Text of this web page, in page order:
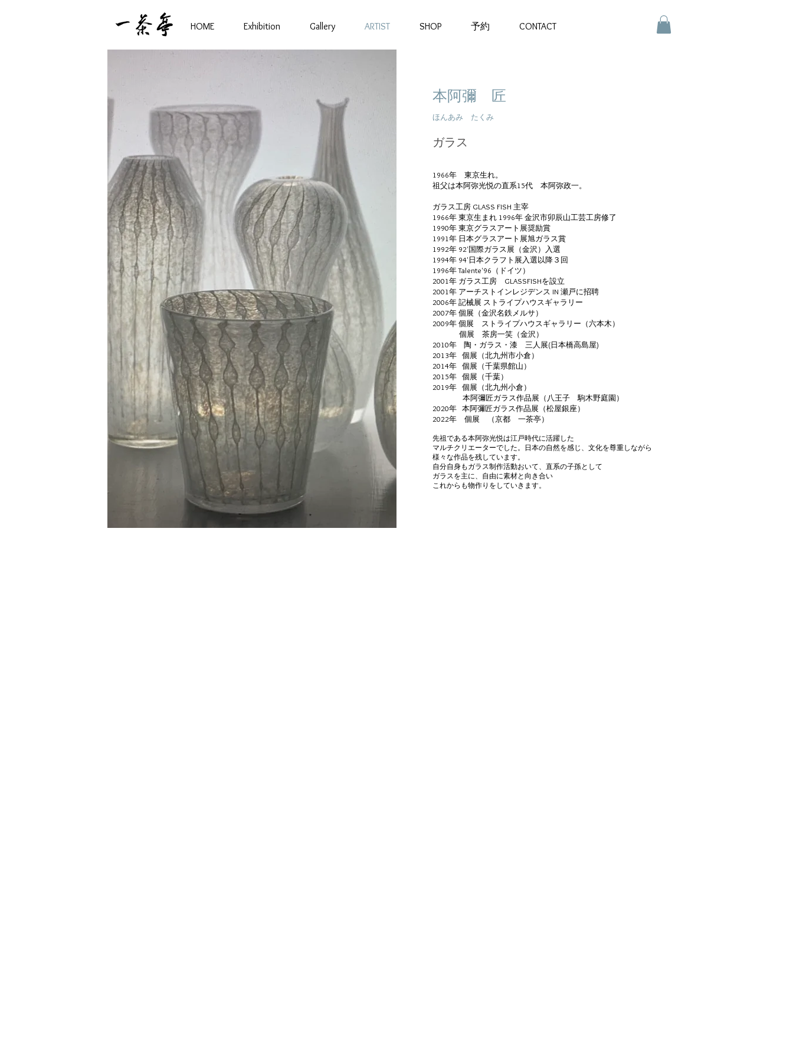
HOME Exhibition Gallery ARTIST SHOP 予約 CONTACT
本阿彌 匠
ほんあみ たくみ
ガラス
1966年 東京生れ。
祖父は本阿弥光悦の直系15代 本阿弥政一。
ガラス工房 GLASS FISH 主宰
1966年 東京生まれ 1996年 金沢市卯辰山工芸工房修了
1990年 東京グラスアート展奨励賞
1991年 日本グラスアート展旭ガラス賞
1992年 92'国際ガラス展（金沢）入選
1994年 94'日本クラフト展入選以降３回
1996年 Talente'96（ドイツ）
2001年 ガラス工房 GLASSFISHを設立
2001年 アーチストインレジデンス IN 瀬戸に招聘
2006年 記械展 ストライプハウスギャラリー
2007年 個展（金沢名鉄メルサ）
2009年 個展 ストライプハウスギャラリー（六本木）
個展 茶房一笑（金沢）
2010年 陶・ガラス・漆 三人展(日本橋高島屋)
2013年 個展（北九州市小倉）
2014年 個展（千葉県館山）
2015年 個展（千葉）
2019年 個展（北九州小倉）
本阿彌匠ガラス作品展（八王子 駒木野庭園）
2020年 本阿彌匠ガラス作品展（松屋銀座）
2022年 個展 （京都 一茶亭）
先祖である本阿弥光悦は江戸時代に活躍した
マルチクリエーターでした。日本の自然を感じ、文化を尊重しながら
様々な作品を残しています。
自分自身もガラス制作活動おいて、直系の子孫として
ガラスを主に、自由に素材と向き合い
これからも物作りをしていきます。